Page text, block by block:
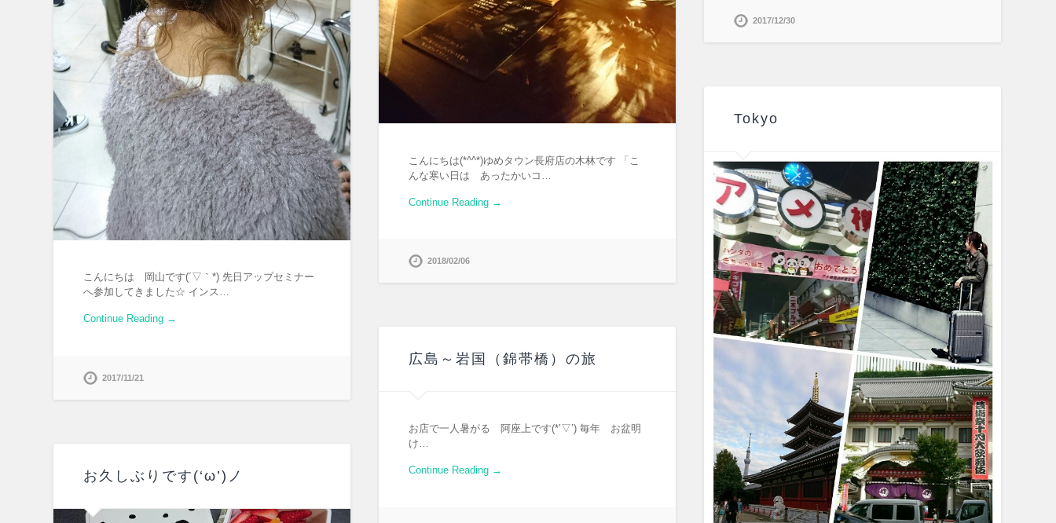
こんにちは(*^^*)ゆめタウン長府店の木林です 「こ
んな寒い日は あったかいコ…
Continue Reading →
2018/02/06
2017/12/30
こんにちは 岡山です(´▽｀*) 先日アップセミナー
へ参加してきました☆ インス…
Continue Reading →
2017/11/21
Tokyo
広島～岩国（錦帯橋）の旅
お店で一人暑がる 阿座上です(*’▽’) 毎年 お盆明
け…
Continue Reading →
お久しぶりです(‘ω’)ノ